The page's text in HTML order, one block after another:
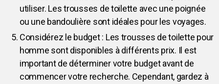
utiliser. Les trousses de toilette avec une poignée
ou une bandoulière sont idéales pour les voyages.
Considérez le budget : Les trousses de toilette pour
homme sont disponibles à différents prix. Il est
important de déterminer votre budget avant de
commencer votre recherche. Cependant, gardez à